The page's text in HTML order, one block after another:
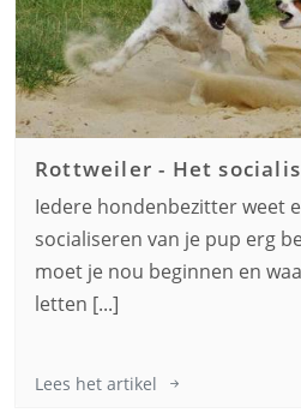
Rottweiler- Het
Iedere hondenbezitter weet
socialiseren van je pup erg
moet je nou beginnen en
letten [...]
Lees het artikel